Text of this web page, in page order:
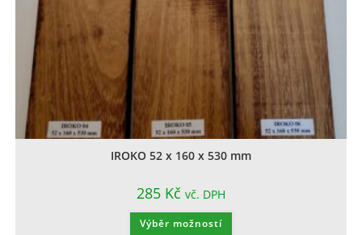
IROKO 52 x 160 x 530 mm
285 Kč vč. DPH
Výběr možností